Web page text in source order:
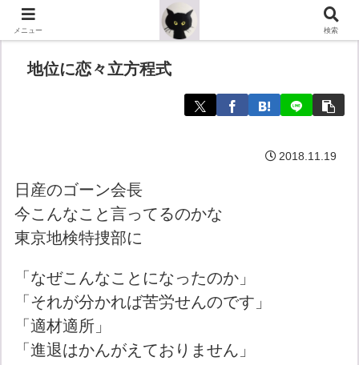
地位に恋々立方程式
2018.11.19
日産のゴーン会長
今こんなこと言ってるのかな
東京地検特捜部に
「なぜこんなことになったのか」
「それが分かれば苦労せんのです」
「適材適所」
「進退はかんがえておりません」
メニュー 検索